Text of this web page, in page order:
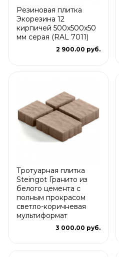
Резиновая плитка
Экорезина 12
кирпичей 500x500x50
мм серая (RAL 7011)
2 900.00 руб.
Тротуарная плитка
Steingot Гранито из
белого цемента с
полным прокрасом
светло-коричневая
мультиформат
3 000.00 руб.